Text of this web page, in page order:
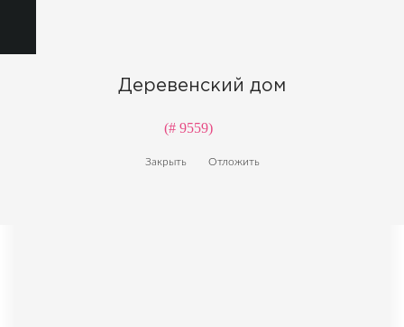
Деревенский дом
(# 9559)
Закрыть Отложить